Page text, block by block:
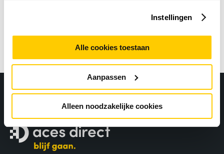
Instellingen
Alle cookies toestaan
Aanpassen
Alleen noodzakelijke cookies